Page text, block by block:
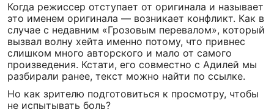
Когда режиссер отступает от оригинала и называет
это именем оригинала — возникает конфликт. Как в
случае с недавним «Грозовым перевалом», который
вызвал волну хейта именно потому, что привнес
слишком много авторского и мало от самого
произведения. Кстати, его совместно с Адилей мы
разбирали ранее, текст можно найти по ссылке.
Но как зрителю подготовиться к просмотру, чтобы
не испытывать боль?